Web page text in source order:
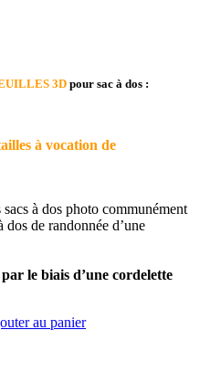
3Dpour sac à dos :
à vocation de
à dos photo communément
dos de randonnée d’une
par le biais d’une cordelette
au panier